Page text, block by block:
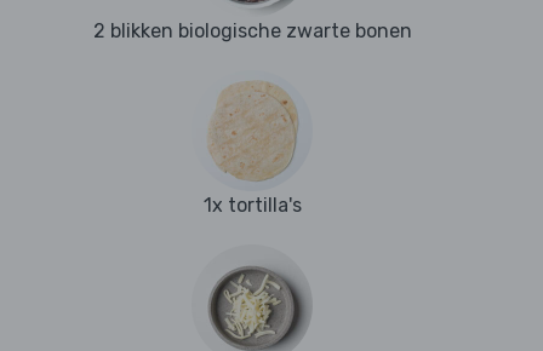
2 blikken biologische zwarte bonen
1x tortilla's